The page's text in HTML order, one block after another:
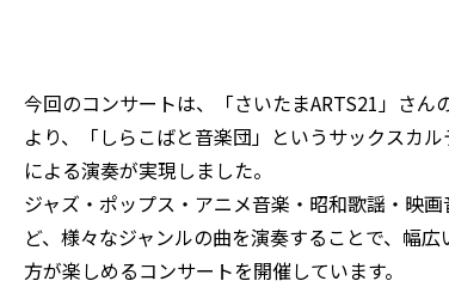
今回のコンサートは、「さいたまARTS21」さん
より、「しらこばと音楽団」というサックスカ
による演奏が実現しました。
ジャズ・ポップス・アニメ音楽・昭和歌謡・映
ど、様々なジャンルの曲を演奏することで、幅広
方が楽しめるコンサートを開催しています。